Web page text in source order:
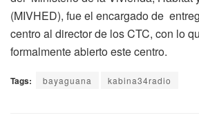
(MIVHED), fue el encargado de
centro al director de los CTC, con lo
formalmente abierto este centro.
Tags: bayaguana kabina34radio